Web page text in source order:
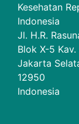
Kesehatan
Indonesia
Jl. H.R.
Blok X-5
Jakarta
12950
Indonesia